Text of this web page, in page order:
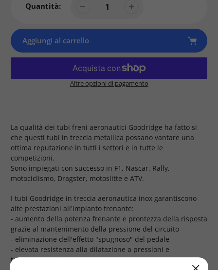
Quantità:
Aggiungi al carrello
Altre opzioni di pagamento
tuo
carrello
La qualità dei tubi freni aeronautici Goodridge ha fatto si
che questi tubi in treccia metallica possano vantare una
ottima reputazione in tutti i settori e in tutte le
competizioni.
Sono impiegati con successo in F1, Nascar, Rally,
motociclismo, Dragster, motoslitte e ATV.
I tubi Goodridge in treccia aeronautica inox garantiscono
alte prestazioni all'impianto frenante:
- aumento della potenza frenante e prontezza della risposta
grazie al mantenimento della pressione del circuito
- eliminazione dell'effetto "spugnoso" del pedale
- elevata resistenza alla dilatazione a pressioni e
temperature elevate